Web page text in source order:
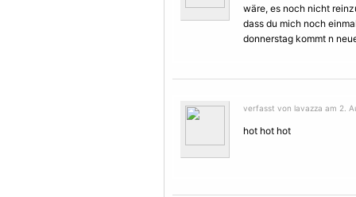
wäre, es noch nicht
dass du mich noch
donnerstag kommt n
verfasst von lavazza am 2.
hot hot hot